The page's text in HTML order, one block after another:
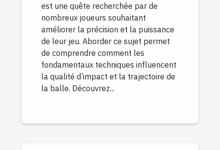
est une quête recherchée par de
nombreux joueurs souhaitant
améliorer la précision et la puissance
de leur jeu. Aborder ce sujet permet
de comprendre comment les
fondamentaux techniques influencent
la qualité d’impact et la trajectoire de
la balle. Découvrez...